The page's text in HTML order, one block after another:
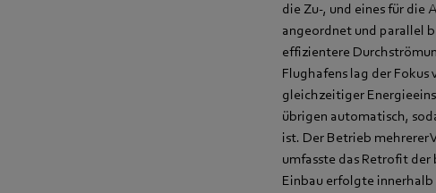
die Zu-, und eines für die
angeordnet und parallel
effizientere
Flughafens lag der
gleichzeitiger
übrigen automatisch,
ist. Der Betrieb mehrerer
umfasste das Retrofit
Einbau erfolgte innerhalb